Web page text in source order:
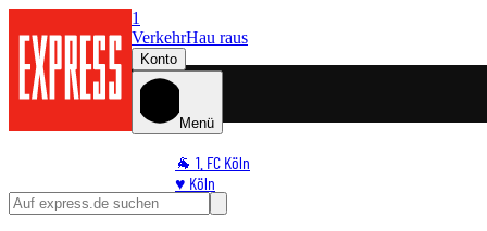
1
VerkehrHau raus
Konto
Menü
🐐 1. FC Köln
♥️ Köln